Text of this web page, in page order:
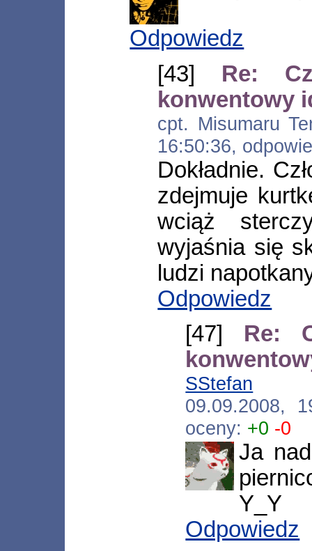
Odpowiedz
[43] Re:
konwentowy
cpt. Misumaru
16:50:36,
Dokładnie.
zdejmuje
wciąż
wyjaśnia się
ludzi
Odpowiedz
[47] Re:
SStefan
09.09.2008,
oceny: +0 -0
Ja
Y_Y
Odpowiedz